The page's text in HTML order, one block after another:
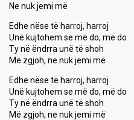
Ne nuk jemi më
Edhe nëse të harroj, harroj
Unë kujtohem se më do, më do
Ty në ëndrra unë të shoh
Më zgjoh, ne nuk jemi më
Edhe nëse të harroj, harroj
Unë kujtohem se më do, më do
Ty në ëndrrа unë të ѕhoh
Më zgjoh, ne nuk jemi më